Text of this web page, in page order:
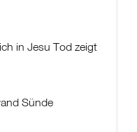
in Jesu Tod zeigt
Sünde